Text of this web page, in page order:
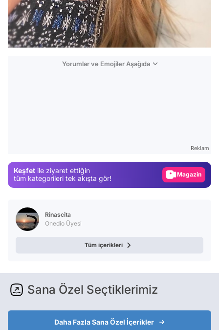
Yorumlar ve Emojiler Aşağıda
Reklam
Keşfet ile ziyaret ettiğin
tüm kategorileri tek akışta gör!
Video
Rinascita
Onedio Üyesi
Tüm içerikleri
Sana Özel Seçtiklerimiz
Daha Fazla Sana Özel İçerikler